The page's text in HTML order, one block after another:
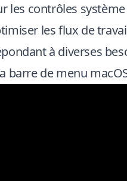
les contrôles
les flux de
à diverses
barre de menu